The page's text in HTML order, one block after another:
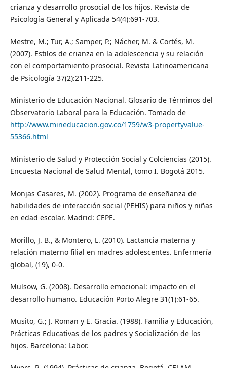
crianza y desarrollo prosocial de los hijos. Revista de
Psicología General y Aplicada 54(4):691-703.
Mestre, M.; Tur, A.; Samper, P.; Nácher, M. & Cortés, M.
(2007). Estilos de crianza en la adolescencia y su relación
con el comportamiento prosocial. Revista Latinoamericana
de Psicología 37(2):211-225.
Ministerio de Educación Nacional. Glosario de Términos del
Observatorio Laboral para la Educación. Tomado de
http://www.mineducacion.gov.co/1759/w3-propertyvalue-
55366.html
Ministerio de Salud y Protección Social y Colciencias (2015).
Encuesta Nacional de Salud Mental, tomo I. Bogotá 2015.
Monjas Casares, M. (2002). Programa de enseñanza de
habilidades de interacción social (PEHIS) para niños y niñas
en edad escolar. Madrid: CEPE.
Morillo, J. B., & Montero, L. (2010). Lactancia materna y
relación materno filial en madres adolescentes. Enfermería
global, (19), 0-0.
Mulsow, G. (2008). Desarrollo emocional: impacto en el
desarrollo humano. Educación Porto Alegre 31(1):61-65.
Musito, G.; J. Roman y E. Gracia. (1988). Familia y Educación,
Prácticas Educativas de los padres y Socialización de los
hijos. Barcelona: Labor.